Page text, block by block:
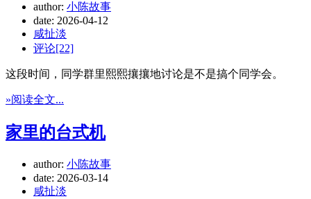
author: 小陈故事
date: 2026-04-12
咸扯淡
评论[22]
这段时间，同学群里熙熙攘攘地讨论是不是搞个同学会。
»阅读全文...
家里的台式机
author: 小陈故事
date: 2026-03-14
咸扯淡